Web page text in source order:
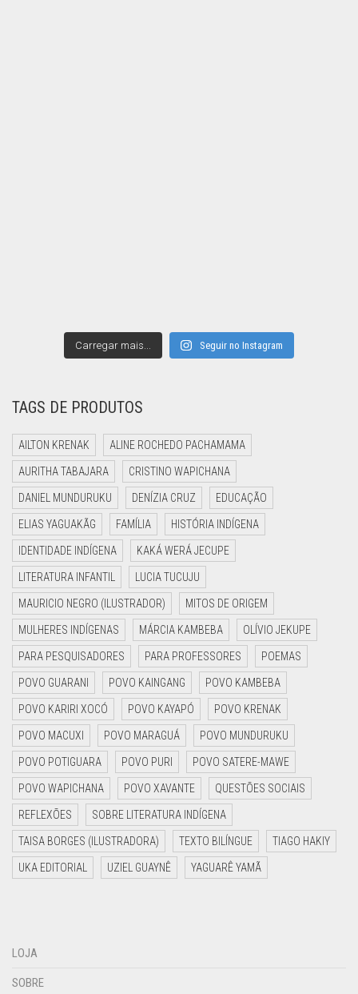
Carregar mais... Seguir no Instagram
TAGS DE PRODUTOS
AILTON KRENAK ALINE ROCHEDO PACHAMAMA
AURITHA TABAJARA CRISTINO WAPICHANA
DANIEL MUNDURUKU DENÍZIA CRUZ EDUCAÇÃO
ELIAS YAGUAKÃG FAMÍLIA HISTÓRIA INDÍGENA
IDENTIDADE INDÍGENA KAKÁ WERÁ JECUPE
LITERATURA INFANTIL LUCIA TUCUJU
MAURICIO NEGRO (ILUSTRADOR) MITOS DE ORIGEM
MULHERES INDÍGENAS MÁRCIA KAMBEBA OLÍVIO JEKUPE
PARA PESQUISADORES PARA PROFESSORES POEMAS
POVO GUARANI POVO KAINGANG POVO KAMBEBA
POVO KARIRI XOCÓ POVO KAYAPÓ POVO KRENAK
POVO MACUXI POVO MARAGUÁ POVO MUNDURUKU
POVO POTIGUARA POVO PURI POVO SATERE-MAWE
POVO WAPICHANA POVO XAVANTE QUESTÕES SOCIAIS
REFLEXÕES SOBRE LITERATURA INDÍGENA
TAISA BORGES (ILUSTRADORA) TEXTO BILÍNGUE TIAGO HAKIY
UKA EDITORIAL UZIEL GUAYNÊ YAGUARÊ YAMÃ
LOJA
SOBRE